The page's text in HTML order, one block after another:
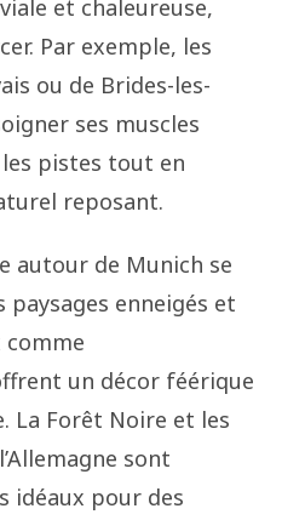
et chaleureuse,
Par exemple, les
ou de Brides-les-
ses muscles
pistes tout en
reposant.
autour de Munich se
enneigés et
comme
un décor féérique
La Forêt Noire et les
sont
idéaux pour des